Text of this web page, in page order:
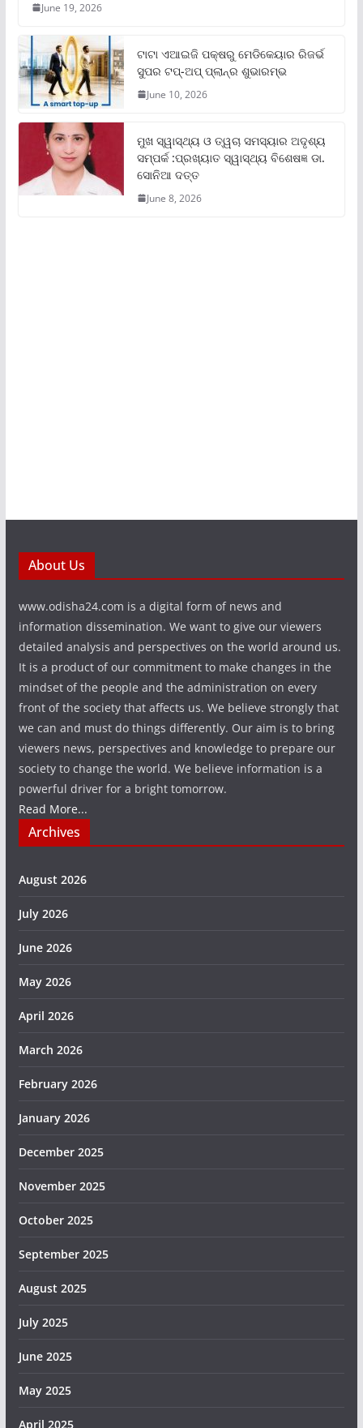
June 19, 2026
ଟାଟା ଏଆଇଜି ପକ୍ଷରୁ ମେଡିକେୟାର ରିଜର୍ଭ
ସୁପର ଟପ୍‌-ଅପ୍ ପ୍ଲାନ୍‌ର ଶୁଭାରମ୍ଭ
June 10, 2026
ମୁଖ ସ୍ୱାସ୍ଥ୍ୟ ଓ ତ୍ୱଚା ସମସ୍ୟାର ଅଦୃଶ୍ୟ
ସମ୍ପର୍କ :ପ୍ରଖ୍ୟାତ ସ୍ୱାସ୍ଥ୍ୟ ବିଶେଷଜ୍ଞ ଡା.
ସୋନିଆ ଦତ୍ତ
June 8, 2026
About Us
www.odisha24.com is a digital form of news and
information dissemination. We want to give our viewers
detailed analysis and perspectives on the world around us.
It is a product of our commitment to make changes in the
mindset of the people and the administration on every
front of the society that affects us. We believe strongly that
we can and must do things differently. Our aim is to bring
viewers news, perspectives and knowledge to prepare our
society to change the world. We believe information is a
powerful driver for a bright tomorrow.
Read More...
Archives
August 2026
July 2026
June 2026
May 2026
April 2026
March 2026
February 2026
January 2026
December 2025
November 2025
October 2025
September 2025
August 2025
July 2025
June 2025
May 2025
April 2025